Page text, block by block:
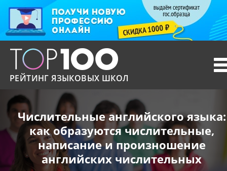
РЕЙТИНГ ЯЗЫКОВЫХ ШКОЛ
Числительные английского языка:
как образуются числительные,
написание и произношение
английских числительных